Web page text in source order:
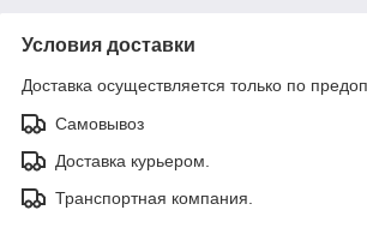
Условия доставки
Доставка осуществляется только по
Самовывоз
Доставка курьером.
Транспортная компания.